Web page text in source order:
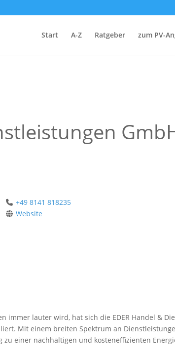
Start A-Z Ratgeber zum PV-
+49 8141 818235
Website
immer lauter wird, hat sich die EDER Handel &
Mit einem breiten Spektrum an
einer nachhaltigen und kosteneffizienten